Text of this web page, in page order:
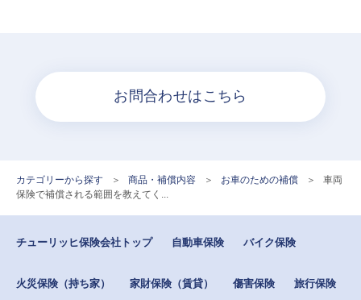
お問合わせはこちら
カテゴリーから探す > 商品・補償内容 > お車のための補償 >
車両
保険で補償される範囲を教えてく...
チューリッヒ保険会社トップ 自動車保険 バイク保険
火災保険（持ち家） 家財保険（賃貸） 傷害保険 旅行保険